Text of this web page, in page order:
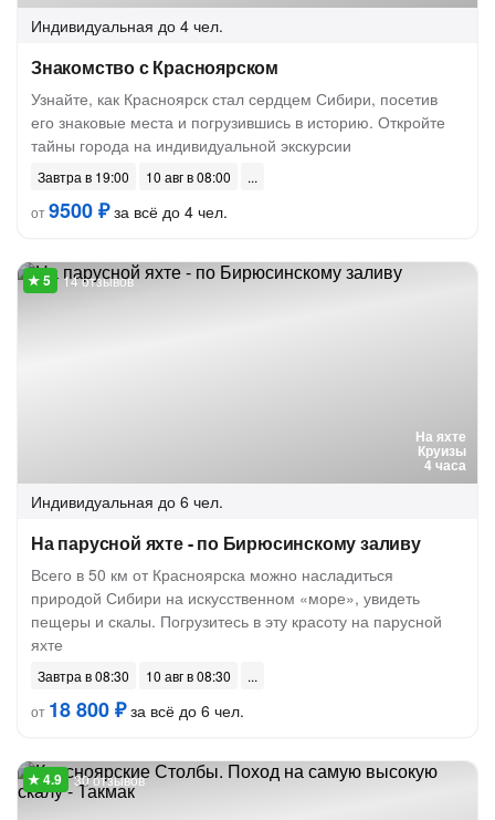
Индивидуальная до 4 чел.
Знакомство с Красноярском
Узнайте, как Красноярск стал сердцем Сибири, посетив
его знаковые места и погрузившись в историю. Откройте
тайны города на индивидуальной экскурсии
Завтра в 19:00
10 авг в 08:00
от9500 ₽за всё до 4 чел.
На яхте
Круизы
4 часа
14 отзывов
Индивидуальная до 6 чел.
На парусной яхте - по Бирюсинскому заливу
Всего в 50 км от Красноярска можно насладиться
природой Сибири на искусственном «море», увидеть
пещеры и скалы. Погрузитесь в эту красоту на парусной
яхте
Завтра в 08:30
10 авг в 08:30
от 18 800 ₽за всё до 6 чел.
30 отзывов